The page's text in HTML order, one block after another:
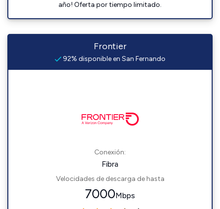
año! Oferta por tiempo limitado.
Frontier
92% disponible en San Fernando
Conexión:
Fibra
Velocidades de descarga de hasta
7000Mbps